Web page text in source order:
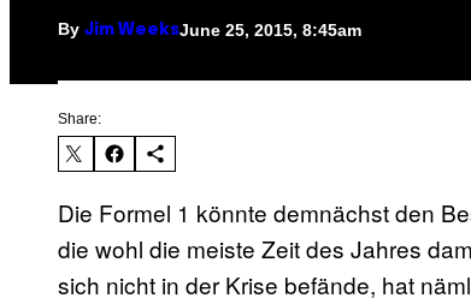
By Jim WeeksJune 25, 2015, 8:45am
Share:
Die Formel 1 könnte demnächst den
die wohl die meiste Zeit des Jahres
sich nicht in der Krise befände, hat